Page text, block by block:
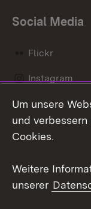
Social Media
Flickr
Instagram
Social Wall
Um unsere
und
Cookies.
Weitere
unserer